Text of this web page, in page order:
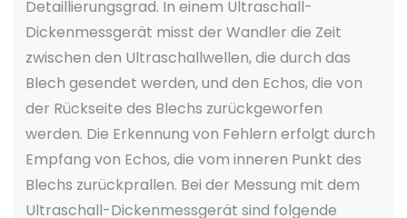
Detaillierungsgrad. In einem Ultraschall-
Dickenmessgerät misst der Wandler die Zeit
zwischen den Ultraschallwellen, die durch das
Blech gesendet werden, und den Echos, die von
der Rückseite des Blechs zurückgeworfen
werden. Die Erkennung von Fehlern erfolgt durch
Empfang von Echos, die vom inneren Punkt des
Blechs zurückprallen. Bei der Messung mit dem
Ultraschall-Dickenmessgerät sind folgende